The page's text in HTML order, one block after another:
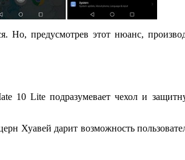
Но, предусмотрев этот нюанс,
10 Lite подразумевает чехол и
Хуавей дарит возможность